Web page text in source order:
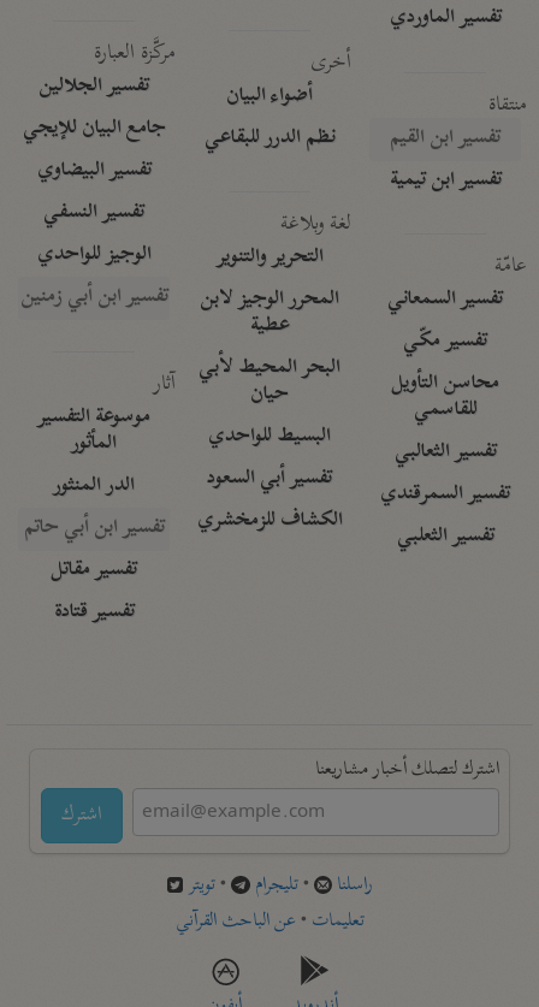
تفسير الماوردي
منتقاة
تفسير ابن القيم
تفسير ابن تيمية
عامّة
تفسير السمعاني
تفسير مكّي
محاسن التأويل
للقاسمي
تفسير الثعالبي
تفسير السمرقندي
تفسير الثعلبي
أخرى
أضواء البيان
نظم الدرر للبقاعي
لغة وبلاغة
التحرير والتنوير
المحرر الوجيز لابن
عطية
البحر المحيط لأبي
حيان
البسيط للواحدي
تفسير أبي السعود
الكشاف للزمخشري
مركَّزة العبارة
تفسير الجلالين
جامع البيان للإيجي
تفسير البيضاوي
تفسير النسفي
الوجيز للواحدي
تفسير ابن أبي زمنين
آثار
موسوعة التفسير
المأثور
الدر المنثور
تفسير ابن أبي حاتم
تفسير مقاتل
تفسير قتادة
اشترك لتصلك أخبار مشاريعنا
اشترك
راسلنا •تليجرام •تويتر
تعليمات •عن الباحث القرآني